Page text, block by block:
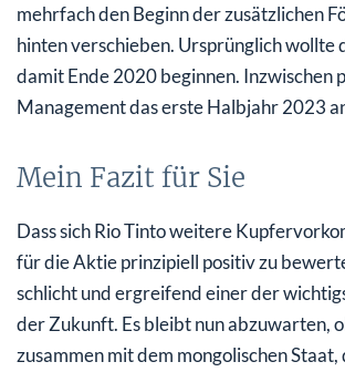
mehrfach den Beginn der zusätzlichen
hinten verschieben. Ursprünglich wollte
damit Ende 2020 beginnen. Inzwischen
Management das erste Halbjahr 2023
Mein Fazit für Sie
Dass sich Rio Tinto weitere
für die Aktie prinzipiell positiv zu
schlicht und ergreifend einer der
der Zukunft. Es bleibt nun abzuwarten,
zusammen mit dem mongolischen